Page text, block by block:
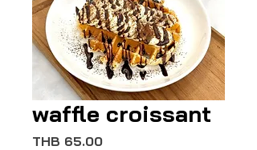
waffle croissant
THB 65.00Price